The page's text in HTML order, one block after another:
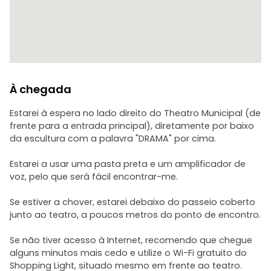
À chegada
Estarei à espera no lado direito do Theatro Municipal (de
frente para a entrada principal), diretamente por baixo
da escultura com a palavra "DRAMA" por cima.
Estarei a usar uma pasta preta e um amplificador de
voz, pelo que será fácil encontrar-me.
Se estiver a chover, estarei debaixo do passeio coberto
junto ao teatro, a poucos metros do ponto de encontro.
Se não tiver acesso à Internet, recomendo que chegue
alguns minutos mais cedo e utilize o Wi-Fi gratuito do
Shopping Light, situado mesmo em frente ao teatro.